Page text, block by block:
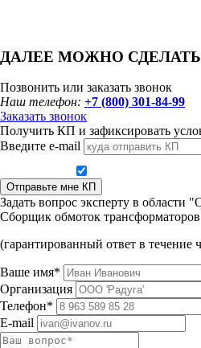
ДАЛЕЕ МОЖНО
Позвонить или заказать звонок
Наш телефон: +7 (800) 301-84-99
Заказать звонок
Получить КП и зафиксировать
Введите e-mail
Отправьте мне КП
Задать вопрос эксперту в области
Сборщик обмоток
(гарантированный ответ в течение
Ваше имя*
Организация
Телефон*
E-mail